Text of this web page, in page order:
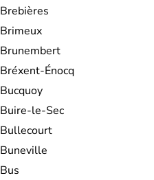
Brebières
Brimeux
Brunembert
Bréxent-Énocq
Bucquoy
Buire-le-Sec
Bullecourt
Buneville
Bus